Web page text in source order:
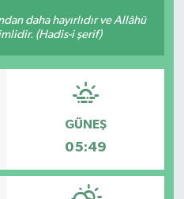
daha hayırlıdır ve Allâhü
(Hadis-i şerif)
GÜNEŞ
05:49